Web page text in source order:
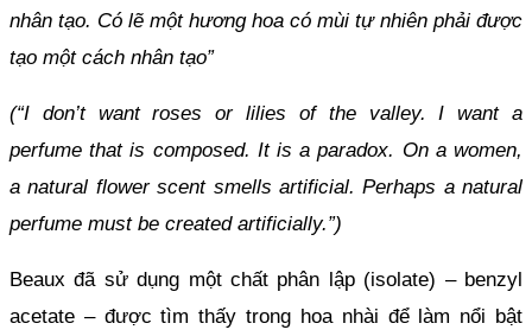
nhân tạo. Có lẽ một hương hoa có mùi tự nhiên phải được
tạo một cách nhân tạo”
(“I don’t want roses or lilies of the valley. I want a
perfume that is composed. It is a paradox. On a women,
a natural flower scent smells artificial. Perhaps a natural
perfume must be created artificially.”)
Beaux đã sử dụng một chất phân lập (isolate) – benzyl
acetate – được tìm thấy trong hoa nhài để làm nổi bật